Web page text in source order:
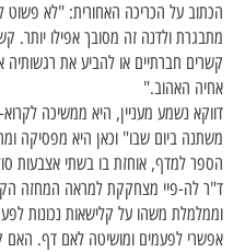
הכתוב על הכריכה האחורית: "לא פשוט
מתבגרת ולדנה זה מסובך אפילו יותר.
קשרים חברתיים או להביע את רגשותיה
אחיה האהוב."
דווקא נשמע מעניין, היא ממשיכה
משתנה ביום שבו" וכאן היא מפסיקה
הספר למדף, אוחזת בו בשתי אצבעות
ד"ר לה-פיי מצחקקת למראה המחזה
וממלמלת משהו על קלישאות נכונות
אפשרי לפעמים ומושיטה לאם דף. האם